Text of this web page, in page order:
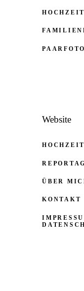
Website
ÜBER
KONTAKT